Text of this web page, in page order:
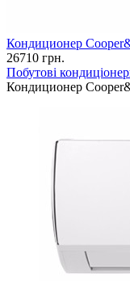
Кондиционер
26710 грн.
Побутові
Кондиционер